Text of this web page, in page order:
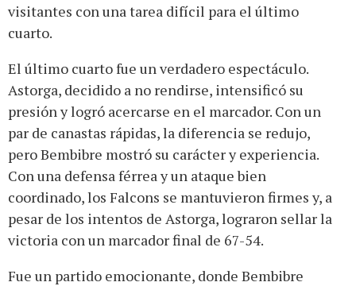
visitantes con una tarea difícil para el último
cuarto.
El último cuarto fue un verdadero espectáculo.
Astorga, decidido a no rendirse, intensificó su
presión y logró acercarse en el marcador. Con un
par de canastas rápidas, la diferencia se redujo,
pero Bembibre mostró su carácter y experiencia.
Con una defensa férrea y un ataque bien
coordinado, los Falcons se mantuvieron firmes y, a
pesar de los intentos de Astorga, lograron sellar la
victoria con un marcador final de 67-54.
Fue un partido emocionante, donde Bembibre